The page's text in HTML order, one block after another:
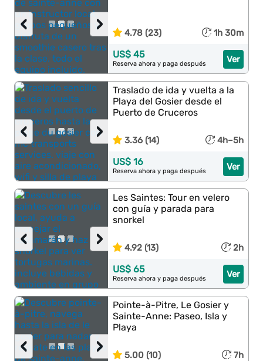
›
‹ 4.78 (23) 1h 30m
Ver
US$ 45
Reserva ahora y paga después
›
‹
Traslado de ida y vuelta a la
Playa del Gosier desde el
Puerto de Cruceros
3.36 (14) 4h–5h
Ver
US$ 16
Reserva ahora y paga después
›
‹
Les Saintes: Tour en velero
con guía y parada para
snorkel
4.92 (13) 2h
Ver
US$ 65
Reserva ahora y paga después
›
‹
Pointe-à-Pitre, Le Gosier y
Sainte-Anne: Paseo, Isla y
Playa
5.00 (10) 7h